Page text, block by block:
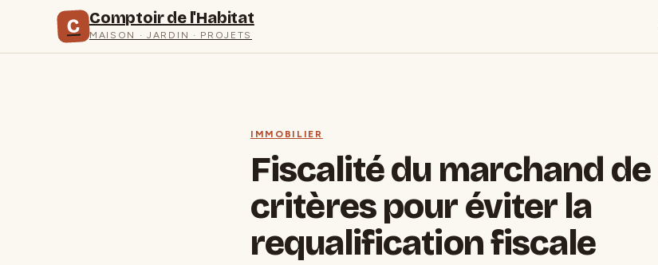
C Comptoir de l'Habitat
MAISON · JARDIN · PROJETS
IMMOBILIER
Fiscalité du marchand de
critères pour éviter la
requalification fiscale